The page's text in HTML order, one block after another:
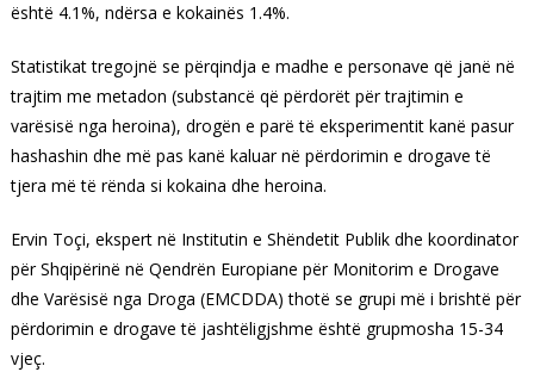
është 4.1%, ndërsa e kokainës 1.4%.
Statistikat tregojnë se përqindja e madhe e personave që janë në
trajtim me metadon (substancë që përdorët për trajtimin e
varësisë nga heroina), drogën e parë të eksperimentit kanë pasur
hashashin dhe më pas kanë kaluar në përdorimin e drogave të
tjera më të rënda si kokaina dhe heroina.
Ervin Toçi, ekspert në Institutin e Shëndetit Publik dhe koordinator
për Shqipërinë në Qendrën Europiane për Monitorim e Drogave
dhe Varësisë nga Droga (EMCDDA) thotë se grupi më i brishtë për
përdorimin e drogave të jashtëligjshme është grupmosha 15-34
vjeç.